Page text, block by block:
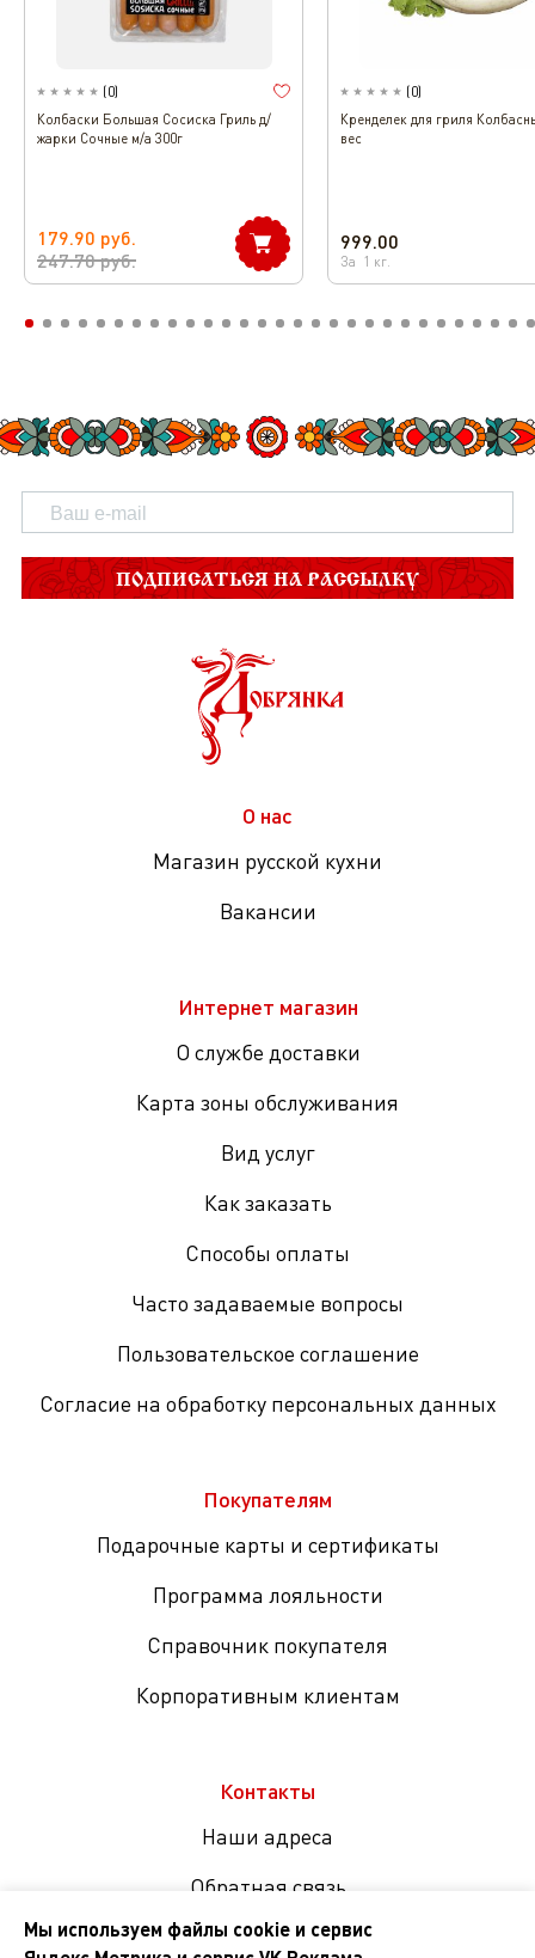
(0)
Колбаски Большая Сосиска Гриль д/
жарки Сочные м/а 300г
179.90 руб.
247.70руб.
(0)
Кренделек для гриля
вес
999.00
За 1 кг.
ПОДПИСАТЬСЯ НА РАССЫЛКУ
О нас
Магазин русской кухни
Вакансии
Интернет магазин
О службе доставки
Карта зоны обслуживания
Вид услуг
Как заказать
Способы оплаты
Часто задаваемые вопросы
Пользовательское соглашение
Согласие на обработку персональных данных
Покупателям
Подарочные карты и сертификаты
Программа лояльности
Справочник покупателя
Корпоративным клиентам
Контакты
Наши адреса
Обратная связь
Мы используем файлы cookie и сервис